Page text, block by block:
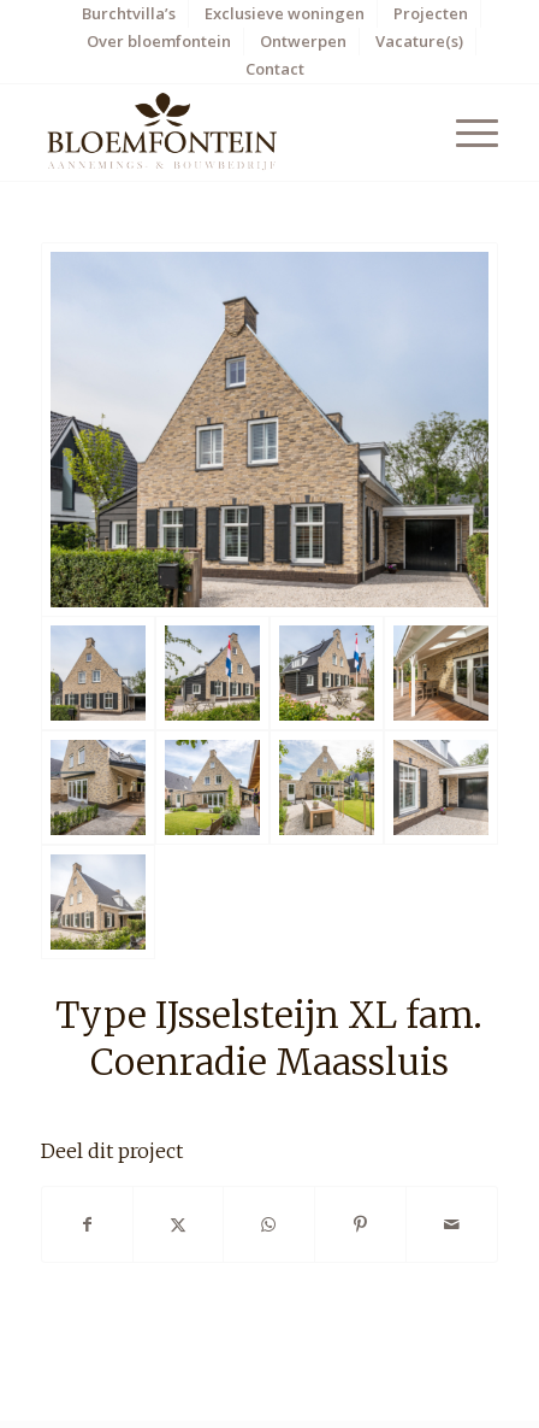
Burchtvilla’s Exclusieve woningen
Projecten
Over bloemfontein
Ontwerpen
Vacature(s)
Contact
Type IJsselsteijn XL fam.
Coenradie Maassluis
Deel dit project